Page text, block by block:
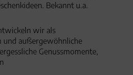
Bekannt u.a.
wir als
und außergewöhnliche
Genussmomente,